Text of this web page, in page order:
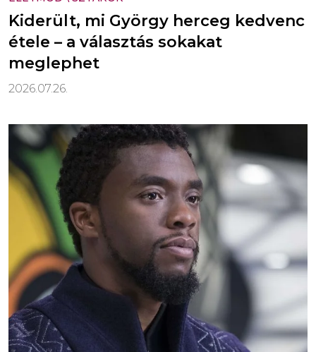
Kiderült, mi György herceg kedvenc
étele – a választás sokakat
meglephet
2026.07.26.